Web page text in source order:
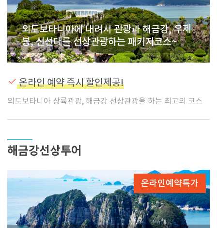
외도보타니아에 내려서 관광과 해금강, 우제
봉, 신선대를 선상관광하는 패키지코스~
온라인 예약 즉시 할인제공!
외도보타니아 상륙관광, 해금강 선상관광을 하는 최고의 코스
해금강선상투어
온라인예약특가